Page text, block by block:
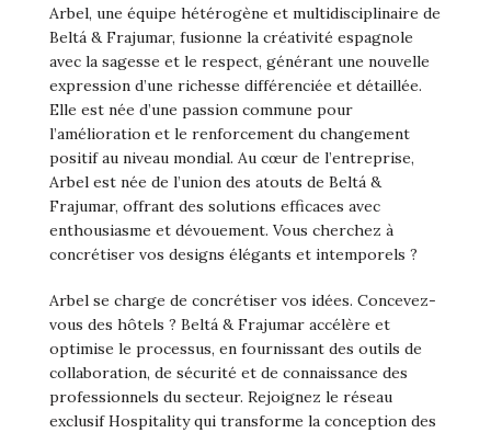
Arbel, une équipe hétérogène et multidisciplinaire de
Beltá & Frajumar, fusionne la créativité espagnole
avec la sagesse et le respect, générant une nouvelle
expression d’une richesse différenciée et détaillée.
Elle est née d’une passion commune pour
l’amélioration et le renforcement du changement
positif au niveau mondial. Au cœur de l’entreprise,
Arbel est née de l’union des atouts de Beltá &
Frajumar, offrant des solutions efficaces avec
enthousiasme et dévouement. Vous cherchez à
concrétiser vos designs élégants et intemporels ?
Arbel se charge de concrétiser vos idées. Concevez-
vous des hôtels ? Beltá & Frajumar accélère et
optimise le processus, en fournissant des outils de
collaboration, de sécurité et de connaissance des
professionnels du secteur. Rejoignez le réseau
exclusif Hospitality qui transforme la conception des